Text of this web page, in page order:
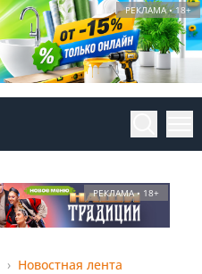
РЕКЛАМА • 18+
РЕКЛАМА • 18+
Новостная лента